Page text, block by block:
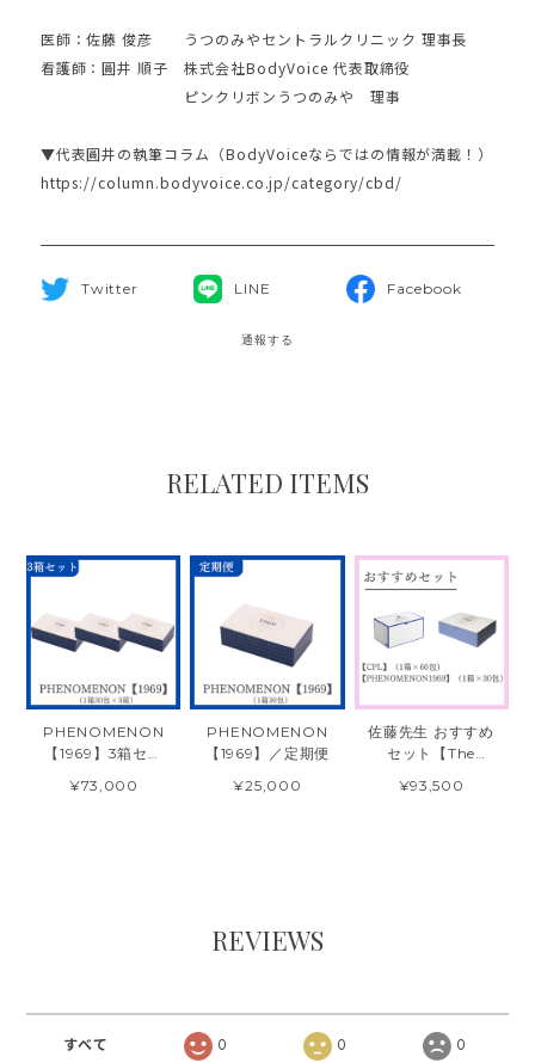
医師：佐藤 俊彦 うつのみやセントラルクリニック 理事長
看護師：圓井 順子 株式会社BodyVoice 代表取締役
ピンクリボンうつのみや 理事
▼代表圓井の執筆コラム（BodyVoiceならではの情報が満載！）
https://column.bodyvoice.co.jp/category/cbd/
Twitter LINE Facebook
通報する
RELATED ITEMS
PHENOMENON
【1969】3箱セッ
¥73,000
PHENOMENON
【1969】／定期便
¥25,000
佐藤先生 おすすめ
セット【The
【PHENOMENO
¥93,500
REVIEWS
すべて 0 0 0